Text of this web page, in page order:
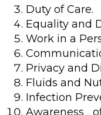
Duty of Care.
Equality and
Work in a
Privacy and
Fluids and
Infection
Awareness